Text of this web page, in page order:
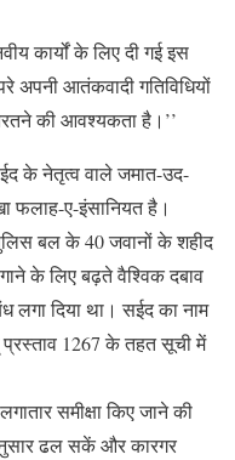
कार्यों के लिए दी गई इस
अपनी आतंकवादी गतिविधियों
की आवश्यकता है।’’
के नेतृत्व वाले जमात-उद-
फलाह-ए-इंसानियत है।
बल के 40 जवानों के शहीद
के लिए बढ़ते वैश्विक दबाव
लगा दिया था। सईद का नाम
प्रस्ताव 1267 के तहत सूची में
समीक्षा किए जाने की
ढल सकें और कारगर